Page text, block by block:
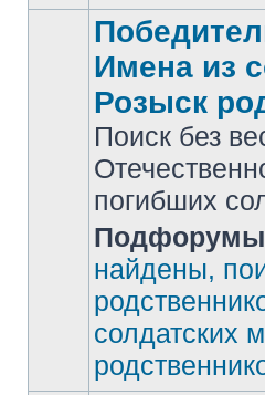
непрочитанных
сообщений
Имена из
Розыск
Поиск без
погибших
найдены,
солдатских